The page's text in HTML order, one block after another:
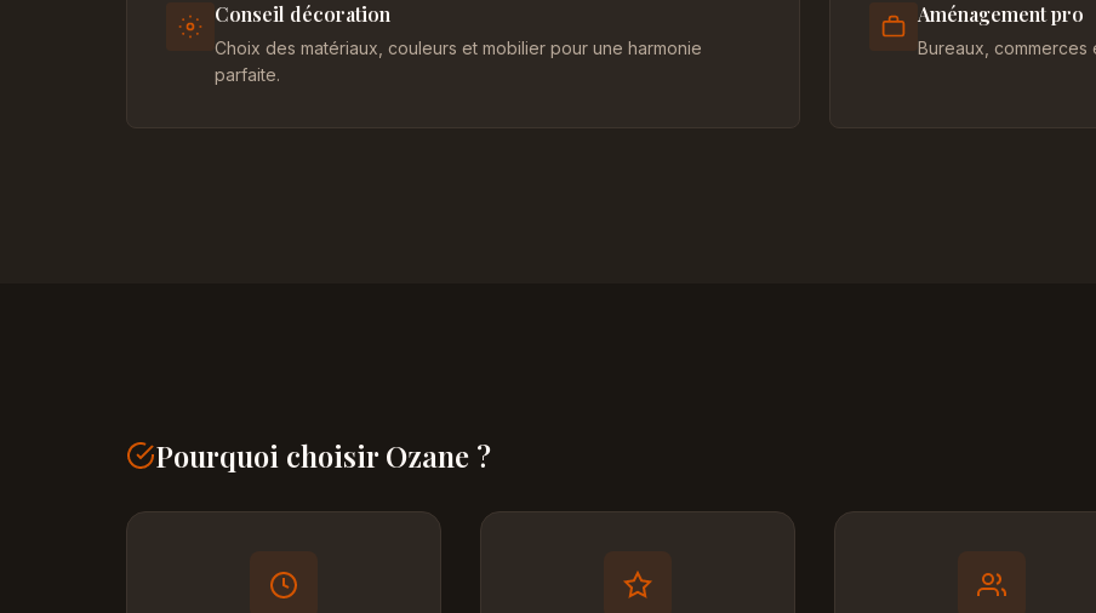
Conseil décoration
Choix des matériaux, couleurs et mobilier pour une harmonie
parfaite.
Aménagement pro
Bureaux, commerces
Pourquoi choisir Ozane ?